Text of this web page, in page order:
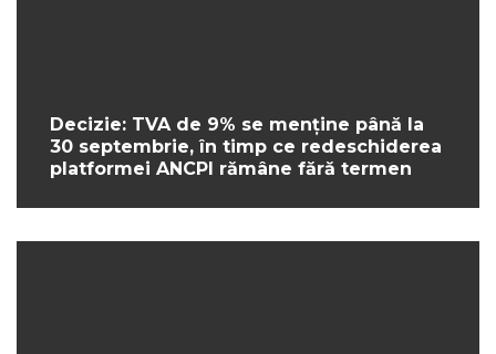
Decizie: TVA de 9% se menține până la
30 septembrie, în timp ce redeschiderea
platformei ANCPI rămâne fără termen